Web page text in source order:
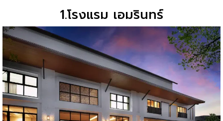
1.โรงแรม เอมรินทร์